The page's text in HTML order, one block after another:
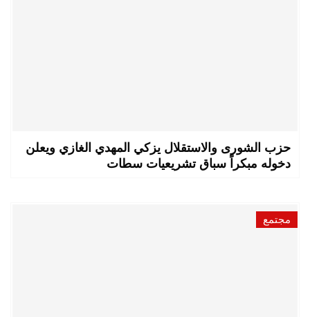
حزب الشورى والاستقلال يزكي المهدي الغازي ويعلن
دخوله مبكراً سباق تشريعيات سطات
مجتمع